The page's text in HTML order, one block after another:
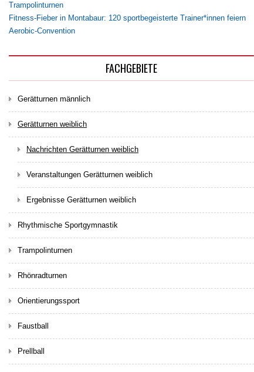
Trampolinturnen
Fitness-Fieber in Montabaur: 120 sportbegeisterte Trainer*innen feiern
Aerobic-Convention
FACHGEBIETE
Gerätturnen männlich
Gerätturnen weiblich
Nachrichten Gerätturnen weiblich
Veranstaltungen Gerätturnen weiblich
Ergebnisse Gerätturnen weiblich
Rhythmische Sportgymnastik
Trampolinturnen
Rhönradturnen
Orientierungssport
Faustball
Prellball